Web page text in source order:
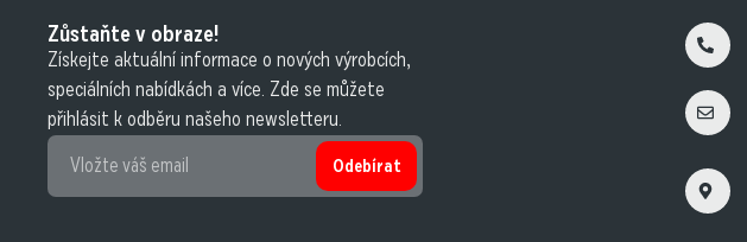
Zůstaňte v obraze!
Získejte aktuální informace o nových výrobcích,
speciálních nabídkách a více. Zde se můžete
přihlásit k odběru našeho newsletteru.
Odebírat